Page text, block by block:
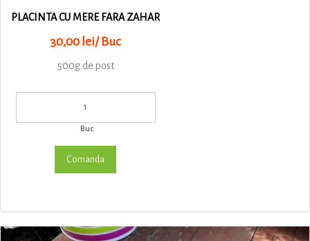
PLACINTA CU MERE FARA ZAHAR
30,00 lei/ Buc
500g de post
Buc